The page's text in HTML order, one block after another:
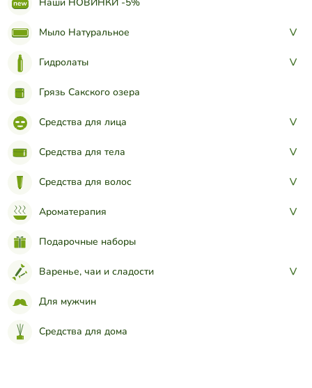
Мыло Натуральное >
Гидролаты >
Грязь Сакского озера
Средства для лица >
Средства для тела >
Средства для волос >
Ароматерапия >
Подарочные наборы
Варенье, чаи и сладости >
Для мужчин
Средства для дома